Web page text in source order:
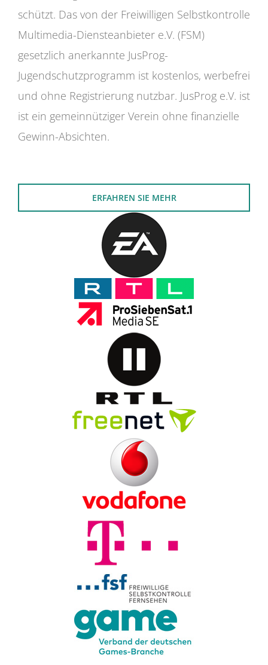
schützt. Das von der Freiwilligen Selbstkontrolle
Multimedia-Diensteanbieter e.V. (FSM)
gesetzlich anerkannte JusProg-
Jugendschutzprogramm ist kostenlos, werbefrei
und ohne Registrierung nutzbar. JusProg e.V. ist
ist ein gemeinnütziger Verein ohne finanzielle
Gewinn-Absichten.
ERFAHREN SIE MEHR